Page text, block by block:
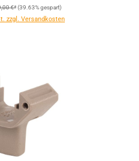
Preis:
€* (39.63% gespart)
zzgl. Versandkosten